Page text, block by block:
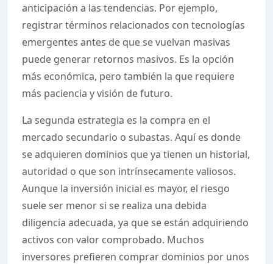
anticipación a las tendencias. Por ejemplo,
registrar términos relacionados con tecnologías
emergentes antes de que se vuelvan masivas
puede generar retornos masivos. Es la opción
más económica, pero también la que requiere
más paciencia y visión de futuro.
La segunda estrategia es la compra en el
mercado secundario o subastas. Aquí es donde
se adquieren dominios que ya tienen un historial,
autoridad o que son intrínsecamente valiosos.
Aunque la inversión inicial es mayor, el riesgo
suele ser menor si se realiza una debida
diligencia adecuada, ya que se están adquiriendo
activos con valor comprobado. Muchos
inversores prefieren comprar dominios por unos